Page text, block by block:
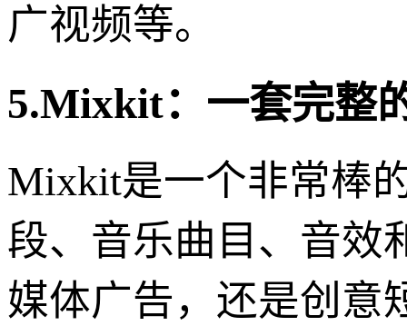
广视频等。
5.Mixkit：一套完整
Mixkit是一个非常棒
段、音乐曲目、音效
媒体广告，还是创意